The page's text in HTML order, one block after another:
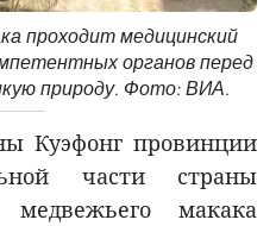
проходит медицинский
органов перед
природу. Фото: ВИА.
Куэфонг провинции
части страны
медвежьего макака